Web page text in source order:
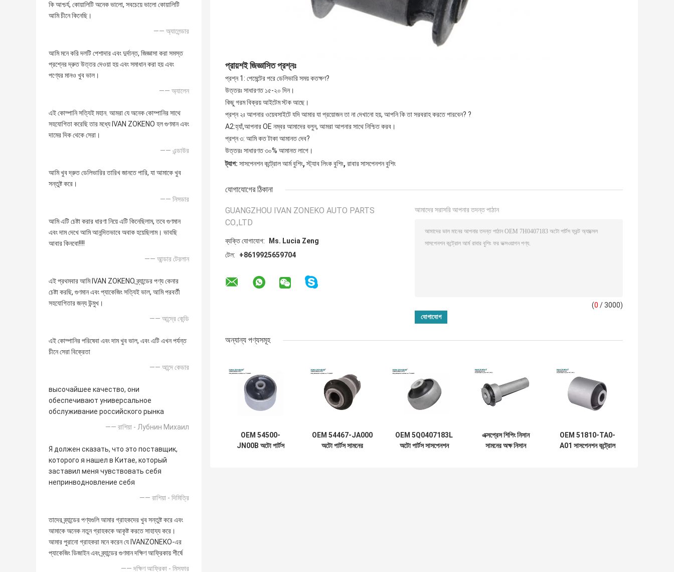
কি আশ্চর্য, কোয়ালিটি অনেক ভালো, সবচেয়ে ভালো কোয়ালিটি
আমি চীনে কিনেছি।
—— অ্যালেন্ডার
আমি মনে করি দলটি পেশাদার এবং দুর্দান্ত, জিজ্ঞাসা করা সমস্ত
প্রশ্নের দ্রুত উত্তর দেওয়া হয় এবং সমাধান করা হয় এবং
পণ্যের মানও খুব ভাল।
—— অ্যালেন
এই কোম্পানি সত্যিই মহান. আমরা যে অনেক কোম্পানির সাথে
সহযোগিতা করেছি তার মধ্যে IVAN ZOKENO হল গুণমান এবং
দামের দিক থেকে সেরা।
—— এন্ডাউর
আমি খুব দ্রুত ডেলিভারির তারিখ জানতে পারি, যা আমাকে খুব
সন্তুষ্ট করে।
—— নিসডার
আমি এটি চেষ্টা করার ধারণা নিয়ে এটি কিনেছিলাম, তবে গুণমান
এবং দাম দেখে আমি আনন্দিতভাবে অবাক হয়েছিলাম। ভাবছি
আবার কিনবো!!!!
—— আন্ডার টেরলান
এই প্রথমবার আমি IVAN ZOKENO ব্র্যান্ডের পণ্য কেনার
চেষ্টা করছি, গুণমান এবং প্যাকেজিং সত্যিই ভাল, আমি পরবর্তী
সহযোগিতার জন্য উন্মুখ।
—— আন্দ্রে কেন্ডি
এই কোম্পানির পরিষেবা এবং দাম খুব ভাল, এবং এটি এখন পর্যন্ত
চীনে সেরা বিক্রেতা
—— আন্দে কেডার
высочайшее качество, они
обеспечивают универсальное
обслуживание российского рынка
—— রাশিয়া - Лубнин Михаил
Я должен сказать, что это поставщик,
которого я нашел в Китае, который
заставил меня чувствовать себя
непринводновление себя
—— রাশিয়া - দিমিত্রি
তাদের ব্র্যান্ডের পণ্যগুলি আমার গ্রাহকদের খুব সন্তুষ্ট করে এবং
আমাকে অনেক নতুন গ্রাহককে আকৃষ্ট করতে সাহায্য করে।
আমার পুরানো গ্রাহকরা মনে করেন যে IVANZONEKO-এর
প্যাকেজিং ডিজাইন এবং ব্র্যান্ডের গুণমান দক্ষিণ আফ্রিকায় শীর্ষে
—— দক্ষিণ আফ্রিকা - মিসফার
প্রায়শই জিজ্ঞাসিত প্রশ্নঃ
প্রশ্ন 1: পেমেন্টের পরে ডেলিভারি সময় কতক্ষণ?
উত্তরঃ সাধারণত ১৫-২০ দিন।
কিছু গরম বিক্রয় আইটেম স্টক আছে।
প্রশ্ন ২ঃ আপনার ওয়েবসাইটে যদি আমার যা প্রয়োজন তা না দেখানো হয়, আপনি কি তা সরবরাহ করতে পারবেন? ?
A2:হ্যাঁ,আপনার OE নম্বর আমাদের বলুন, আমরা আপনার সাথে নিশ্চিত করব।
প্রশ্ন ৩: আমি কত টাকা আমানত দেব?
উত্তরঃ সাধারণত ৩০% আমানত লাগে।
ট্যাগ: সাসপেনশন কন্ট্রোল আর্ম বুশিং, স্ট্যাব লিংক বুশিং, রাবার সাসপেনশন বুশিং
যোগাযোগের ঠিকানা
GUANGZHOU IVAN ZONEKO AUTO PARTS
CO.,LTD
ব্যক্তি যোগাযোগ:
Ms. Lucia Zeng
টেল:
+8619925659704
আমাদের সরাসরি আপনার তদন্ত পাঠান
(0 / 3000)
অন্যান্য পণ্যসমূহ
OEM 54500-
JN00B অটো পার্টস
OEM 54467-JA000
অটো পার্টস সামনের
OEM 5Q0407183L
অটো পার্টস সাসপেনশন
এক্সপ্রেস শিপিং নিসান
সামনের অক্ষ নিসান
OEM 51810-TA0-
A01 সাসপেনশন কন্ট্রোল